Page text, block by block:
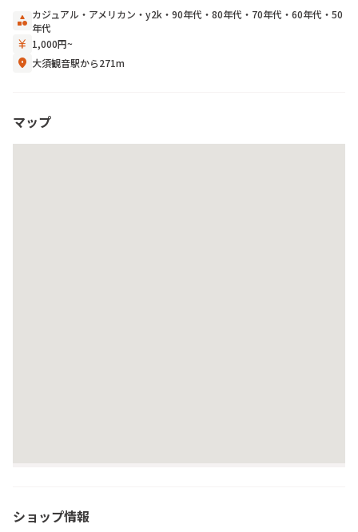
category カジュアル ・ アメリカン ・ y2k ・ 90年代 ・ 80年代 ・ 70年代 ・ 60年代 ・ 50
年代
currency_yen 1,000円~
location_on 大須観音駅から271m
マップ
ショップ情報